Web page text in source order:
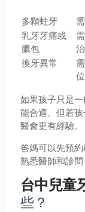
多顆蛀牙
乳牙牙痛或
膿包
換牙異常
如果孩子只是
能合適。但若
醫會更有經驗。
爸媽可以先預
熟悉醫師和診間
台中兒童
些？